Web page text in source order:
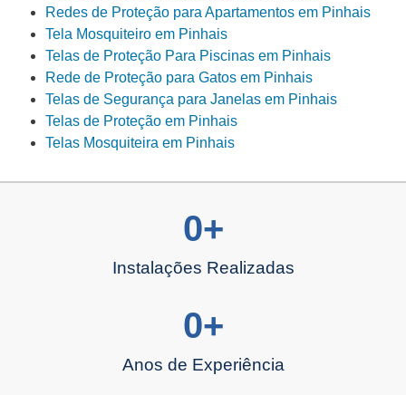
Redes de Proteção para Apartamentos em Pinhais
Tela Mosquiteiro em Pinhais
Telas de Proteção Para Piscinas em Pinhais
Rede de Proteção para Gatos em Pinhais
Telas de Segurança para Janelas em Pinhais
Telas de Proteção em Pinhais
Telas Mosquiteira em Pinhais
Instalações Realizadas
0+
Anos de Experiência
0+